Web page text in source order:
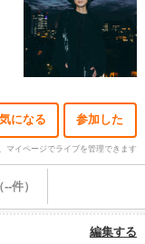
気になる 参加した
マイページでライブを管理できます
件）
編集する